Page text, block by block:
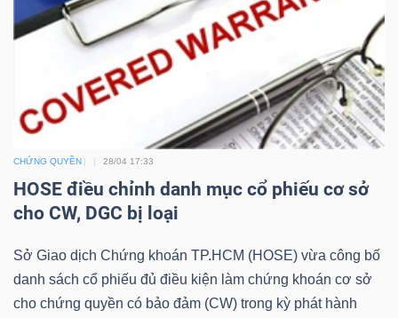
CHỨNG QUYỀN 28/04 17:33
HOSE điều chỉnh danh mục cổ phiếu cơ sở
cho CW, DGC bị loại
Sở Giao dịch Chứng khoán TP.HCM (HOSE) vừa công bố
danh sách cổ phiếu đủ điều kiện làm chứng khoán cơ sở
cho chứng quyền có bảo đảm (CW) trong kỳ phát hành
TRUY
LIỆU
(-)
VS-